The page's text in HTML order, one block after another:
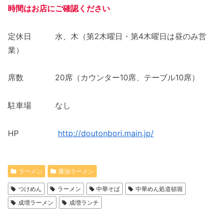
時間はお店にご確認ください
定休日 水、木（第2木曜日・第4木曜日は昼のみ営
業）
席数 20席（カウンター10席、テーブル10席）
駐車場 なし
HP http://doutonbori.main.jp/
ラーメン 醤油ラーメン
つけめん ラーメン 中華そば
中華めん処道頓堀
成増ラーメン
成増ランチ